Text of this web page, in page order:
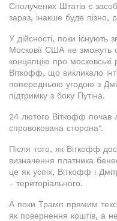
Сполучених Штатів є
зараз, інакше буде пізно,
У дійсності, поки існують
Московії США не зможуть
концепцію про московські
Віткофф, що викликало
попередньою угодою з
підтримку з боку Путіна.
24 лютого Віткофф почав
спровокована сторона".
Після того, як Віткофф
визначення платника
це як успіх, Віткофф і
- територіального.
А поки Трамп прямим
як повернення коштів, а